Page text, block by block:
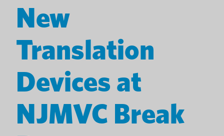
New
Translation
Devices at
NJMVC Break